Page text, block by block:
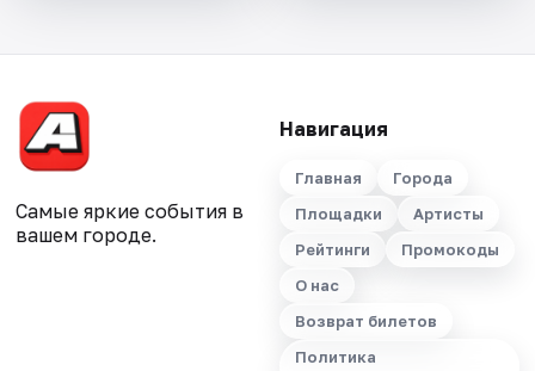
Самые яркие события в
вашем городе.
Навигация
Главная
Города
Площадки
Артисты
Рейтинги
Промокоды
О нас
Возврат билетов
Политика